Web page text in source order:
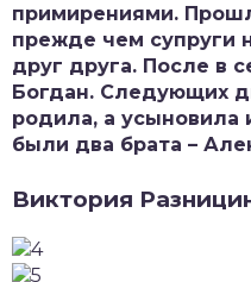
примирениями.
прежде чем супруги
друг друга. После в
Богдан. Следующих
родила, а усыновила
были два брата –
Виктория